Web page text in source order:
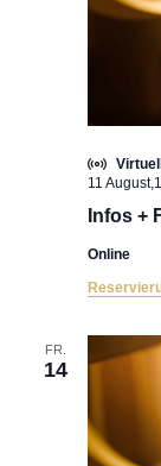
Infos +
11
Online
FR.
14